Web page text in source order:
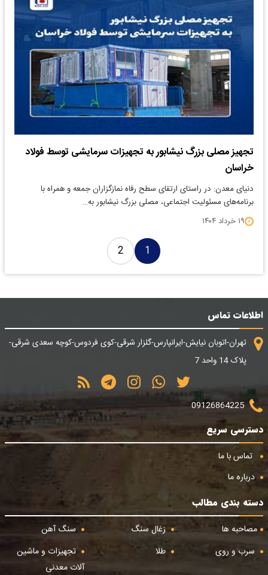
تجهیز مصلی بزرگ نیشابور به تجهیزات سرمایشی توسط فولاد
خراسان
دنیای معدن: در راستای ارتقای سطح رفاه نمازگزاران جمعه و همراه با
برنامه‌های مسئولیت اجتماعی، مصلی بزرگ نیشابور به…
۱۹ خرداد ۱۴۰۴
1
2
اطلاعات تماس
تهران-اتوبان نیایش-ایرانپارس-گلزار شرقی-کوی فردوس-کوچه سعدی شرقی-
پلاک 14 واحد 7
09126864225
دسترسی سریع
تماس با ما
درباره ما
دسته بندی مطالب
مصاحبه ها
زغال سنگ
سنگ آهن
سرب و روی
طلا
تجهیزات و ماشین
آلات معدنی